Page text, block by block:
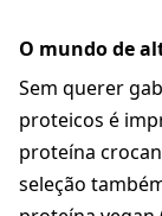
O mundo de
Sem querer
proteicos é
proteína
seleção